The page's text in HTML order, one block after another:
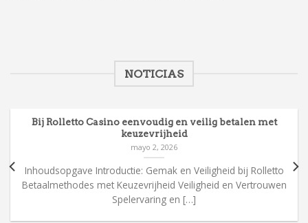
NOTICIAS
Bij Rolletto Casino eenvoudig en veilig betalen met
keuzevrijheid
mayo 2, 2026
Inhoudsopgave Introductie: Gemak en Veiligheid bij Rolletto
Betaalmethodes met Keuzevrijheid Veiligheid en Vertrouwen
Spelervaring en […]